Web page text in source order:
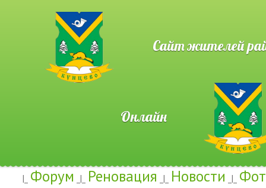
Сайт жителей
Онлайн
|_ Форум _|_ Реновация _|_ Новости _|_